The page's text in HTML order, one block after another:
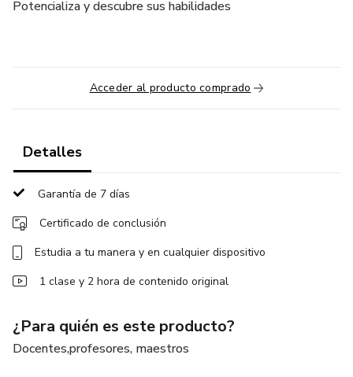
Potencializa y descubre sus habilidades
Acceder al producto comprado
Detalles
Garantía de 7 días
Certificado de conclusión
Estudia a tu manera y en cualquier dispositivo
1 clase y 2 hora de contenido original
¿Para quién es este producto?
Docentes,profesores, maestros